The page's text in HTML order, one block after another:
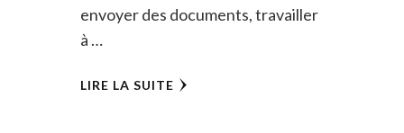
envoyer des documents, travailler
à …
LIRE LA SUITE